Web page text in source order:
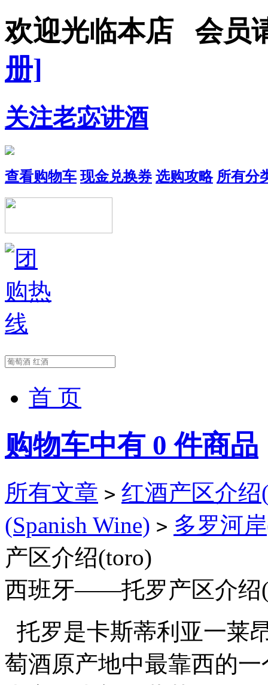
欢迎光临本店 会员
册]
关注老宓讲酒
查看购物车 现金兑换券 选购攻略 所有分
首 页
购物车中有 0 件商品
所有文章 > 红酒产区介绍
(Spanish Wine) > 多罗河
产区介绍(toro)
西班牙——托罗产区介绍
托罗是卡斯蒂利亚一莱
萄酒原产地中最靠西的